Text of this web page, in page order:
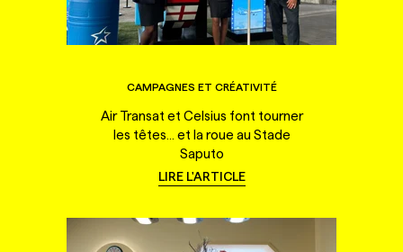
CAMPAGNES ET CRÉATIVITÉ
Air Transat et Celsius font tourner
les têtes... et la roue au Stade
Saputo
LIRE L'ARTICLE